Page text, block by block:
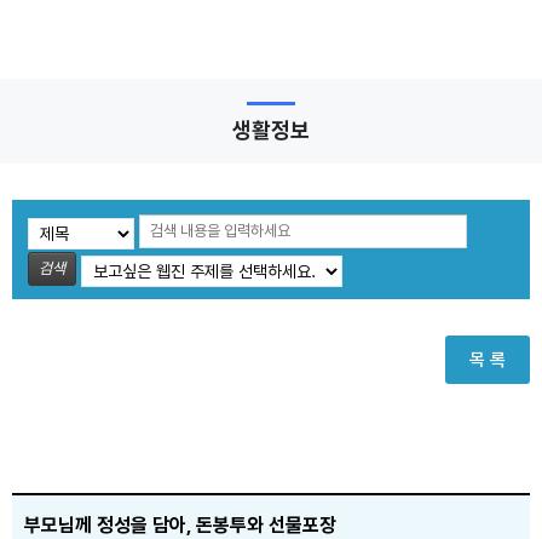
생활정보
검색
목 록
부모님께 정성을 담아, 돈봉투와 선물포장